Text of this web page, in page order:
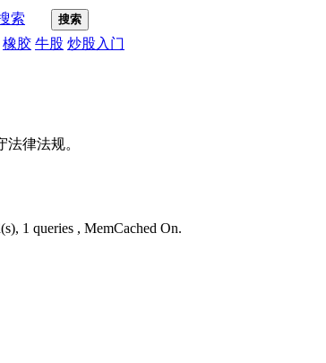
索 搜索
橡胶 牛股 炒股入门
律法规。
1 queries , MemCached On.